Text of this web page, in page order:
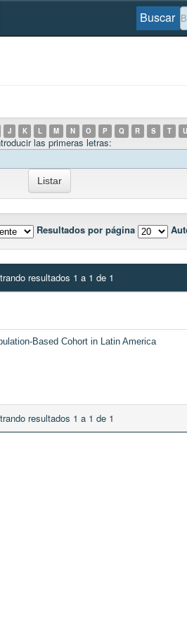
Buscar
J K L M N O P Q R S T U
las primeras letras:
Resultados por página
resultados 1 a 1 de 1
Based Cohort in Latin America
resultados 1 a 1 de 1